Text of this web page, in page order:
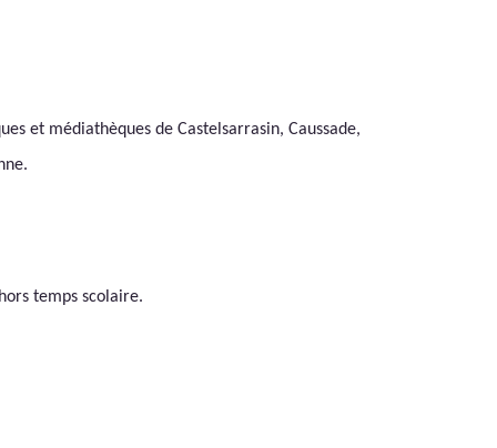
et médiathèques de Castelsarrasin, Caussade,
temps scolaire.